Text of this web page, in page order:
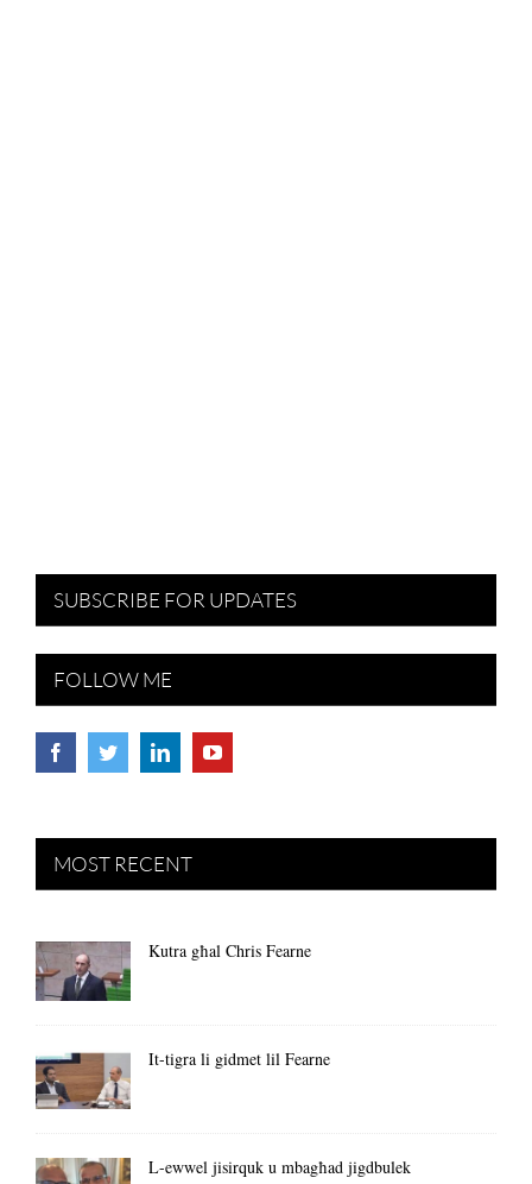
SUBSCRIBE FOR UPDATES
FOLLOW ME
MOST RECENT
Kutra għal Chris Fearne
It-tigra li gidmet lil Fearne
L-ewwel jisirquk u mbagħad jigdbulek